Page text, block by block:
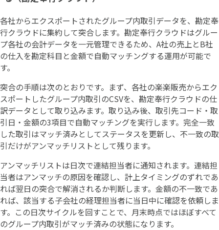
各社からエクスポートされたグループ内取引データを、勘定奉
行クラウドに集約して突合します。勘定奉行クラウドはグルー
プ各社の会計データを一元管理できるため、A社の売上とB社
の仕入を勘定科目と金額で自動マッチングする運用が可能で
す。
突合の手順は次のとおりです。まず、各社の楽楽販売からエク
スポートしたグループ内取引のCSVを、勘定奉行クラウドの仕
訳データとして取り込みます。取り込み後、取引先コード・取
引日・金額の3項目で自動マッチングを実行します。完全一致
した取引はマッチ済みとしてステータスを更新し、不一致の取
引だけがアンマッチリストとして残ります。
アンマッチリストは日次で連結担当者に通知されます。連結担
当者はアンマッチの原因を確認し、計上タイミングのずれであ
れば翌日の突合で解消されるか判断します。金額の不一致であ
れば、該当する子会社の経理担当者に当日中に確認を依頼しま
す。この日次サイクルを回すことで、月末時点ではほぼすべて
のグループ内取引がマッチ済みの状態になります。